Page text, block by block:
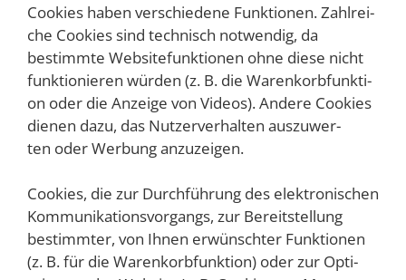
Coo­kies haben ver­schie­de­ne Funk­tio­nen. Zahl­rei­
che Coo­kies sind tech­nisch not­wen­dig, da
bestimm­te Web­site­funk­tio­nen ohne die­se nicht
funk­tio­nie­ren wür­den (z. B. die Waren­korb­funk­ti­
on oder die Anzei­ge von Vide­os). Ande­re Coo­kies
die­nen dazu, das Nut­zer­ver­hal­ten aus­zu­wer­
ten oder Wer­bung anzuzeigen.
Coo­kies, die zur Durch­füh­rung des elek­tro­ni­schen
Kom­mu­ni­ka­ti­ons­vor­gangs, zur Bereit­stel­lung
bestimm­ter, von Ihnen erwünsch­ter Funk­tio­nen
(z. B. für die Waren­korb­funk­ti­on) oder zur Opti­